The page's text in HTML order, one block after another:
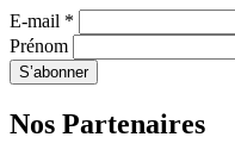
E-mail *
Prénom
S’abonner
Nos Partenaires